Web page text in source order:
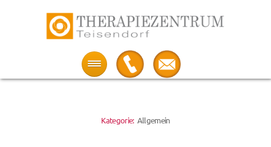
Teisendorf
Kategorie: Allgemein